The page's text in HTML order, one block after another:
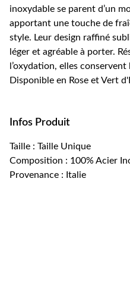
inoxydable se parent d’un
apportant une touche de
style. Leur design raffiné
léger et agréable à porter.
l’oxydation, elles
Disponible en Rose et Vert
Infos Produit
Taille : Taille Unique
Composition : 100% Acier
Provenance : Italie